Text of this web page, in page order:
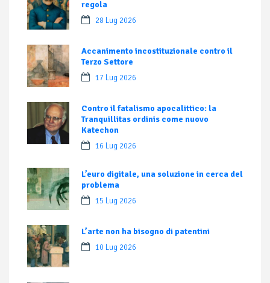
regola
28 Lug 2026
Accanimento incostituzionale contro il
Terzo Settore
17 Lug 2026
Contro il fatalismo apocalittico: la
Tranquillitas ordinis come nuovo
Katechon
16 Lug 2026
L’euro digitale, una soluzione in cerca del
problema
15 Lug 2026
L’arte non ha bisogno di patentini
10 Lug 2026